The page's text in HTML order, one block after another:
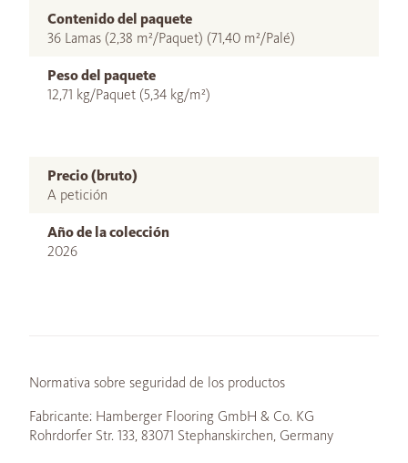
Contenido del paquete
36 Lamas (2,38 m²/Paquet) (71,40 m²/Palé)
Peso del paquete
12,71 kg/Paquet (5,34 kg/m²)
Precio (bruto)
A petición
Año de la colección
2026
Normativa sobre seguridad de los productos
Fabricante: Hamberger Flooring GmbH & Co. KG
Rohrdorfer Str. 133, 83071 Stephanskirchen, Germany